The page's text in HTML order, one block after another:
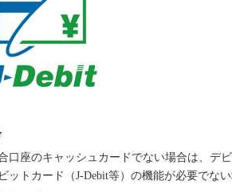
口座のキャッシュカードでない場合は、デ
ットカード（J-Debit等）の機能が必要でな